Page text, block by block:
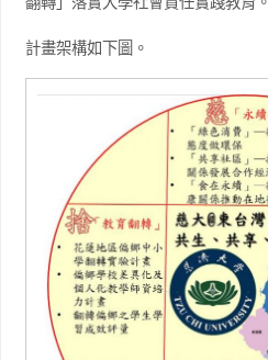
計畫架構如下圖。